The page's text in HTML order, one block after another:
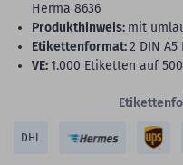
Herma 8636
Produkthinweis: mit
Etikettenformat:2 DIN
VE:1.000 Etiketten auf
DHL